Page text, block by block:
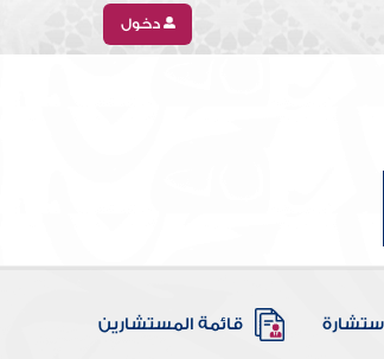
دخول
قائمة المستشارين